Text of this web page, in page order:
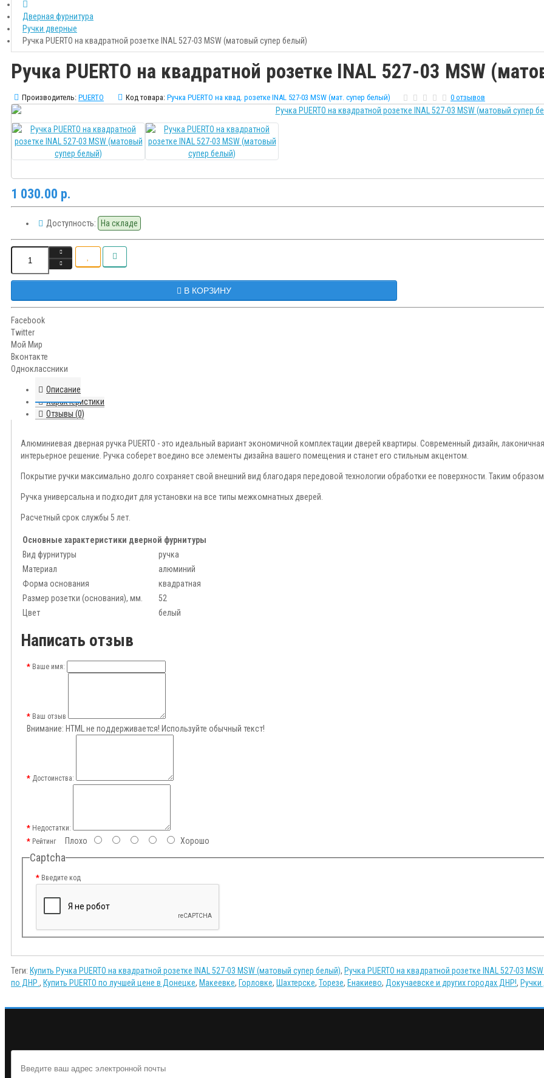
Дверная фурнитура
Ручки дверные
Ручка PUERTO на квадратной розетке INAL 527-03 MSW (матовый супер белый)
Ручка PUERTO на квадратной розетке INAL 527-03 MSW
Производитель: PUERTO Код товара: Ручка PUERTO на квад. розетке INAL 527-03 MSW (мат. супер белый) 0 отзывов
1 030.00 р.
Доступность: На складе
В КОРЗИНУ
Facebook
Twitter
Мой Мир
Вконтакте
Одноклассники
Описание
Характеристики
Отзывы (0)
Алюминиевая дверная ручка PUERTO - это идеальный вариант экономичной комплектации дверей квартиры. Современный дизайн,
интерьерное решение. Ручка соберет воедино все элементы дизайна вашего помещения и станет его стильным акцентом.
Покрытие ручки максимально долго сохраняет свой внешний вид благодаря передовой технологии обработки ее поверхности. Таким
Ручка универсальна и подходит для установки на все типы межкомнатных дверей.
Расчетный срок службы 5 лет.
Основные характеристики дверной фурнитуры
Вид фурнитуры
ручка
Материал
алюминий
Форма основания
квадратная
Размер розетки (основания), мм.
52
Цвет
белый
Написать отзыв
Ваше имя:
Ваш отзыв
Внимание: HTML не поддерживается! Используйте обычный текст!
Достоинства:
Недостатки:
РейтингПлохо Хорошо
Captcha
Введите код
Теги: Купить Ручка PUERTO на квадратной розетке INAL 527-03 MSW (матовый супер белый), Ручка PUERTO на квадратной розетке INAL 527-03
по ДНР. , Купить PUERTO по лучшей цене в Донецке, Макеевке, Горловке, Шахтерске, Торезе, Енакиево, Докучаевске и других городах ДНР!, Ручки